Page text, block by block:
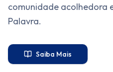
comunidade acolhedora
Palavra.
Saiba Mais